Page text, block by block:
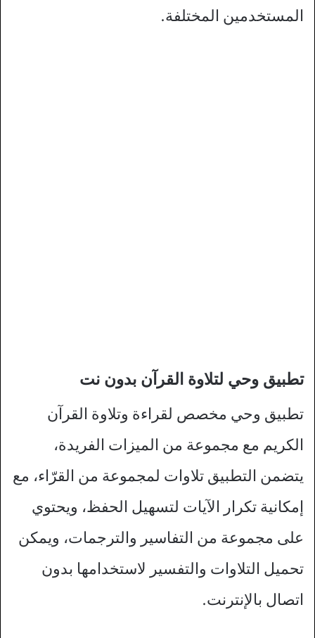
المستخدمين المختلفة.
تطبيق وحي لتلاوة القرآن بدون نت
تطبيق وحي مخصص لقراءة وتلاوة القرآن
الكريم مع مجموعة من الميزات الفريدة،
يتضمن التطبيق تلاوات لمجموعة من القرّاء، مع
إمكانية تكرار الآيات لتسهيل الحفظ، ويحتوي
على مجموعة من التفاسير والترجمات، ويمكن
تحميل التلاوات والتفسير لاستخدامها بدون
اتصال بالإنترنت.